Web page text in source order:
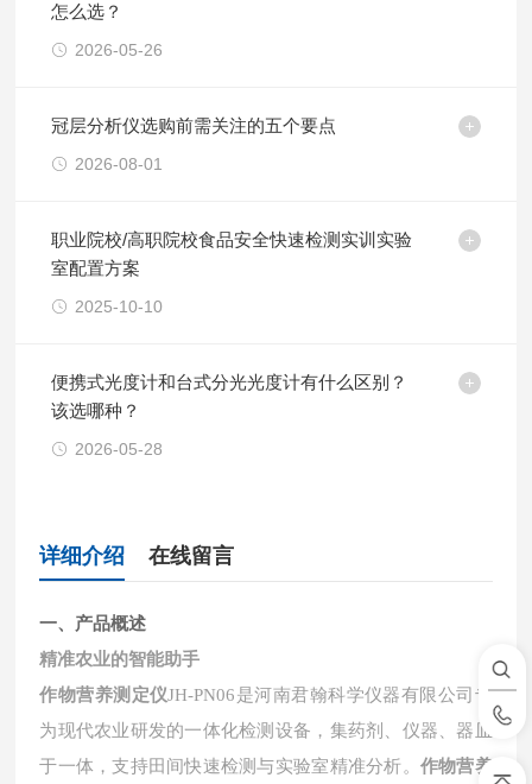
怎么选？
2026-05-26
冠层分析仪选购前需关注的五个要点
2026-08-01
职业院校/高职院校食品安全快速检测实训实验
室配置方案
2025-10-10
便携式光度计和台式分光光度计有什么区别？
该选哪种？
2026-05-28
详细介绍 在线留言
一、产品概述
精准农业的智能助手
作物营养测定仪JH-PN06是河南君翰科学仪器有限公司专
为现代农业研发的一体化检测设备，集药剂、仪器、器皿
于一体，支持田间快速检测与实验室精准分析。 作物营养